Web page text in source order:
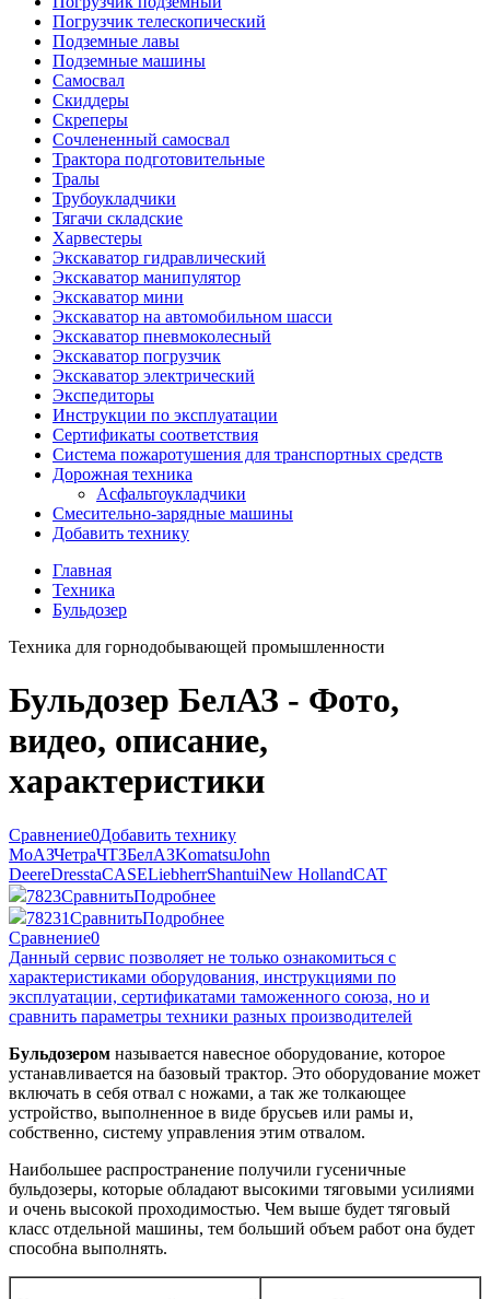
Погрузчик телескопический
Подземные лавы
Подземные машины
Самосвал
Скиддеры
Скреперы
Сочлененный самосвал
Трактора подготовительные
Тралы
Трубоукладчики
Тягачи складские
Харвестеры
Экскаватор гидравлический
Экскаватор манипулятор
Экскаватор мини
Экскаватор на автомобильном шасси
Экскаватор пневмоколесный
Экскаватор погрузчик
Экскаватор электрический
Экспедиторы
Инструкции по эксплуатации
Сертификаты соответствия
Система пожаротушения для транспортных средств
Дорожная техника
Асфальтоукладчики
Смесительно-зарядные машины
Добавить технику
Главная
Техника
Бульдозер
Техника для горнодобывающей промышленности
Бульдозер БелАЗ - Фото,
видео, описание,
характеристики
Сравнение0Добавить технику
МоАЗЧетраЧТЗБелАЗKomatsuJohn
DeereDresstaCASELiebherrShantuiNew HollandCAT
7823СравнитьПодробнее
78231СравнитьПодробнее
Сравнение0
Данный сервис позволяет не только ознакомиться с
характеристиками оборудования, инструкциями по
эксплуатации, сертификатами таможенного союза, но и
сравнить параметры техники разных производителей
Бульдозером называется навесное оборудование, которое
устанавливается на базовый трактор. Это оборудование может
включать в себя отвал с ножами, а так же толкающее
устройство, выполненное в виде брусьев или рамы и,
собственно, систему управления этим отвалом.
Наибольшее распространение получили гусеничные
бульдозеры, которые обладают высокими тяговыми усилиями
и очень высокой проходимостью. Чем выше будет тяговый
класс отдельной машины, тем больший объем работ она будет
способна выполнять.